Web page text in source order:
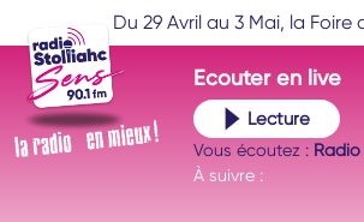
Du 29 Avril au 3 Mai, la Foire
Ecouteren live
Lecture
Vous écoutez :
À suivre :